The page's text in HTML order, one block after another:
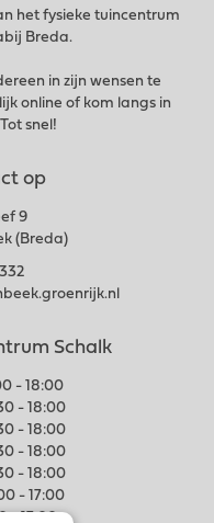
het fysieke tuincentrum
Breda.
in zijn wensen te
online of kom langs in
snel!
op
9
(Breda)
Schalk
- 18:00
- 18:00
- 18:00
- 18:00
- 18:00
- 17:00